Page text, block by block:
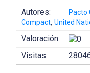
Autores: Pacto
Compact,United
Valoración:
Visitas: